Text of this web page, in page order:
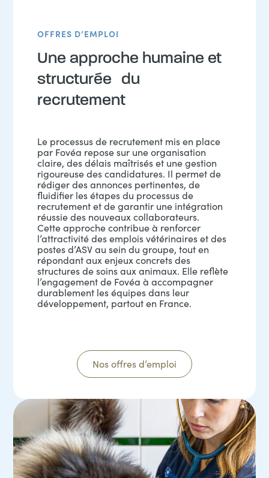
OFFRES D’EMPLOI
Une approche humaine et
structurée du
recrutement
Le processus de recrutement mis en place
par Fovéa repose sur une organisation
claire, des délais maîtrisés et une gestion
rigoureuse des candidatures. Il permet de
rédiger des annonces pertinentes, de
fluidifier les étapes du processus de
recrutement et de garantir une intégration
réussie des nouveaux collaborateurs.
Cette approche contribue à renforcer
l’attractivité des emplois vétérinaires et des
postes d’ASV au sein du groupe, tout en
répondant aux enjeux concrets des
structures de soins aux animaux. Elle reflète
l’engagement de Fovéa à accompagner
durablement les équipes dans leur
développement, partout en France.
Nos offres d’emploi